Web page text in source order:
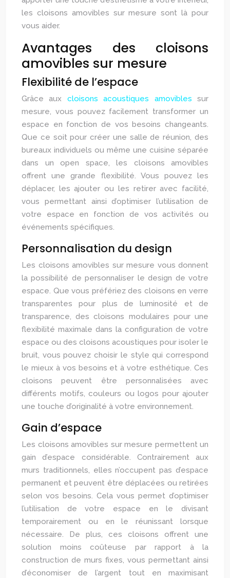
les cloisons amovibles sur mesure sont là pour
vous aider.
Avantages des cloisons
amovibles sur mesure
Flexibilité de l’espace
Grâce aux cloisons acoustiques amovibles sur
mesure, vous pouvez facilement transformer un
espace en fonction de vos besoins changeants.
Que ce soit pour créer une salle de réunion, des
bureaux individuels ou même une cuisine séparée
dans un open space, les cloisons amovibles
offrent une grande flexibilité. Vous pouvez les
déplacer, les ajouter ou les retirer avec facilité,
vous permettant ainsi d’optimiser l’utilisation de
votre espace en fonction de vos activités ou
événements spécifiques.
Personnalisation du design
Les cloisons amovibles sur mesure vous donnent
la possibilité de personnaliser le design de votre
espace. Que vous préfériez des cloisons en verre
transparentes pour plus de luminosité et de
transparence, des cloisons modulaires pour une
flexibilité maximale dans la configuration de votre
espace ou des cloisons acoustiques pour isoler le
bruit, vous pouvez choisir le style qui correspond
le mieux à vos besoins et à votre esthétique. Ces
cloisons peuvent être personnalisées avec
différents motifs, couleurs ou logos pour ajouter
une touche d’originalité à votre environnement.
Gain d’espace
Les cloisons amovibles sur mesure permettent un
gain d’espace considérable. Contrairement aux
murs traditionnels, elles n’occupent pas d’espace
permanent et peuvent être déplacées ou retirées
selon vos besoins. Cela vous permet d’optimiser
l’utilisation de votre espace en le divisant
temporairement ou en le réunissant lorsque
nécessaire. De plus, ces cloisons offrent une
solution moins coûteuse par rapport à la
construction de murs fixes, vous permettant ainsi
d’économiser de l’argent tout en maximisant